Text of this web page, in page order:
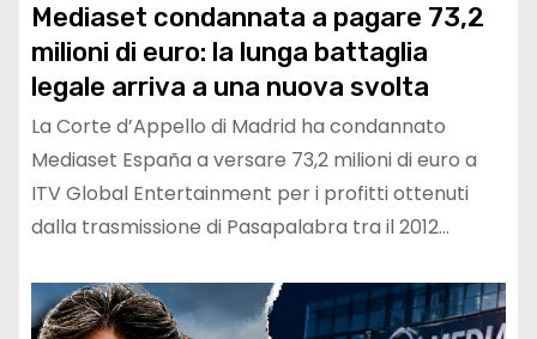
Mediaset condannata a pagare 73,2
milioni di euro: la lunga battaglia
legale arriva a una nuova svolta
La Corte d’Appello di Madrid ha condannato
Mediaset España a versare 73,2 milioni di euro a
ITV Global Entertainment per i profitti ottenuti
dalla trasmissione di Pasapalabra tra il 2012…